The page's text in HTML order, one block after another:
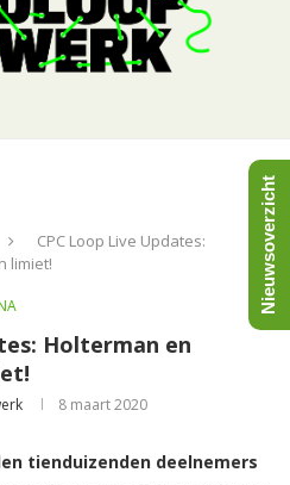
CPC Loop Live Updates:
limiet!
Holterman en
8 maart 2020
tienduizenden deelnemers
Nieuwsoverzicht